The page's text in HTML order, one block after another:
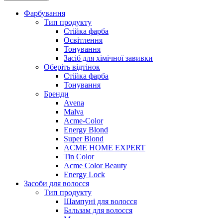
Фарбування
Тип продукту
Стійка фарба
Освітлення
Тонування
Засіб для хімічної завивки
Оберіть відтінок
Стійка фарба
Тонування
Бренди
Avena
Malva
Acme-Color
Energy Blond
Super Blond
ACME HOME EXPERT
Tin Color
Acme Color Beauty
Energy Lock
Засоби для волосся
Тип продукту
Шампуні для волосся
Бальзам для волосся